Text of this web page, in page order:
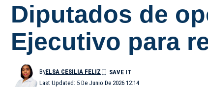
Diputados de
Ejecutivo para
Last Updated: 5 De Junio De 2026 12:14
ByELSA CESILIA FELIZ